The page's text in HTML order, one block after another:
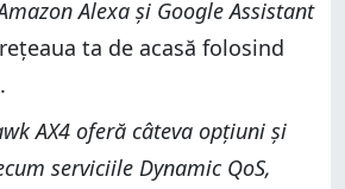
Alexa și Google Assistant
ta de acasă folosind
AX4 oferă câteva opțiuni și
serviciile Dynamic QoS,